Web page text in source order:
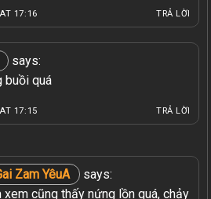
17:16 TRẢ LỜI
says:
buồi quá
17:15 TRẢ LỜI
Zam YêuA
says:
xem cũng thấy nứng lồn quá, chảy